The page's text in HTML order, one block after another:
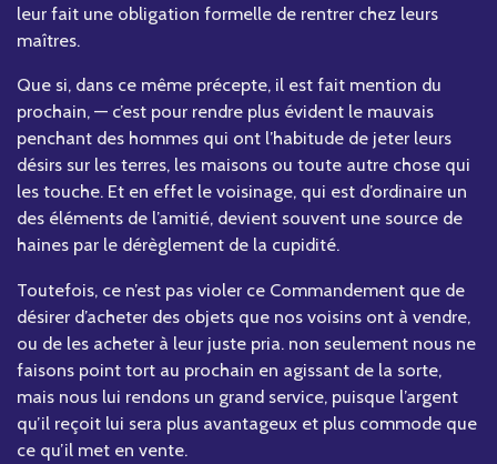
leur fait une obligation formelle de rentrer chez leurs
maîtres.
Que si, dans ce même précepte, il est fait mention du
prochain, — c’est pour rendre plus évident le mauvais
penchant des hommes qui ont l’habitude de jeter leurs
désirs sur les terres, les maisons ou toute autre chose qui
les touche. Et en effet le voisinage, qui est d’ordinaire un
des éléments de l’amitié, devient souvent une source de
haines par le dérèglement de la cupidité.
Toutefois, ce n’est pas violer ce Commandement que de
désirer d’acheter des objets que nos voisins ont à vendre,
ou de les acheter à leur juste pria. non seulement nous ne
faisons point tort au prochain en agissant de la sorte,
mais nous lui rendons un grand service, puisque l’argent
qu’il reçoit lui sera plus avantageux et plus commode que
ce qu’il met en vente.